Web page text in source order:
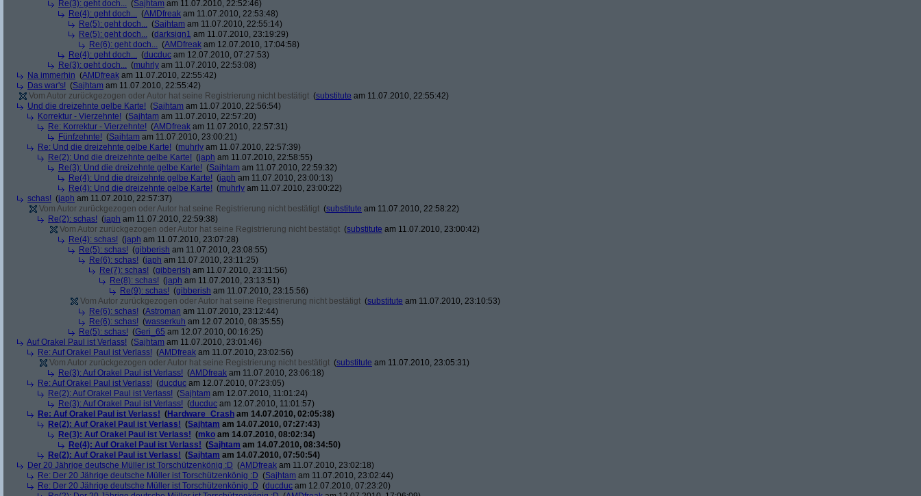
Re(3): geht doch... (Sajhtam am 11.07.2010, 22:52:46)
Re(4): geht doch... (AMDfreak am 11.07.2010, 22:53:48)
Re(5): geht doch... (Sajhtam am 11.07.2010, 22:55:14)
Re(5): geht doch... (darksign1 am 11.07.2010, 23:19:29)
Re(6): geht doch... (AMDfreak am 12.07.2010, 17:04:58)
Re(4): geht doch... (ducduc am 12.07.2010, 07:27:53)
Re(3): geht doch... (muhrly am 11.07.2010, 22:53:08)
Na immerhin (AMDfreak am 11.07.2010, 22:55:42)
Das war's! (Sajhtam am 11.07.2010, 22:55:42)
Vom Autor zurückgezogen oder Autor hat seine Registrierung nicht bestätigt (substitute am 11.07.2010, 22:55:42)
Und die dreizehnte gelbe Karte! (Sajhtam am 11.07.2010, 22:56:54)
Korrektur - Vierzehnte! (Sajhtam am 11.07.2010, 22:57:20)
Re: Korrektur - Vierzehnte! (AMDfreak am 11.07.2010, 22:57:31)
Fünfzehnte! (Sajhtam am 11.07.2010, 23:00:21)
Re: Und die dreizehnte gelbe Karte! (muhrly am 11.07.2010, 22:57:39)
Re(2): Und die dreizehnte gelbe Karte! (japh am 11.07.2010, 22:58:55)
Re(3): Und die dreizehnte gelbe Karte! (Sajhtam am 11.07.2010, 22:59:32)
Re(4): Und die dreizehnte gelbe Karte! (japh am 11.07.2010, 23:00:13)
Re(4): Und die dreizehnte gelbe Karte! (muhrly am 11.07.2010, 23:00:22)
schas! (japh am 11.07.2010, 22:57:37)
Vom Autor zurückgezogen oder Autor hat seine Registrierung nicht bestätigt (substitute am 11.07.2010, 22:58:22)
Re(2): schas! (japh am 11.07.2010, 22:59:38)
Vom Autor zurückgezogen oder Autor hat seine Registrierung nicht bestätigt (substitute am 11.07.2010, 23:00:42)
Re(4): schas! (japh am 11.07.2010, 23:07:28)
Re(5): schas! (gibberish am 11.07.2010, 23:08:55)
Re(6): schas! (japh am 11.07.2010, 23:11:25)
Re(7): schas! (gibberish am 11.07.2010, 23:11:56)
Re(8): schas! (japh am 11.07.2010, 23:13:51)
Re(9): schas! (gibberish am 11.07.2010, 23:15:56)
Vom Autor zurückgezogen oder Autor hat seine Registrierung nicht bestätigt (substitute am 11.07.2010, 23:10:53)
Re(6): schas! (Astroman am 11.07.2010, 23:12:44)
Re(6): schas! (wasserkuh am 12.07.2010, 08:35:55)
Re(5): schas! (Geri_65 am 12.07.2010, 00:16:25)
Auf Orakel Paul ist Verlass! (Sajhtam am 11.07.2010, 23:01:46)
Re: Auf Orakel Paul ist Verlass! (AMDfreak am 11.07.2010, 23:02:56)
Vom Autor zurückgezogen oder Autor hat seine Registrierung nicht bestätigt (substitute am 11.07.2010, 23:05:31)
Re(3): Auf Orakel Paul ist Verlass! (AMDfreak am 11.07.2010, 23:06:18)
Re: Auf Orakel Paul ist Verlass! (ducduc am 12.07.2010, 07:23:05)
Re(2): Auf Orakel Paul ist Verlass! (Sajhtam am 12.07.2010, 11:01:24)
Re(3): Auf Orakel Paul ist Verlass! (ducduc am 12.07.2010, 11:01:57)
Re: Auf Orakel Paul ist Verlass! (Hardware_Crash am 14.07.2010, 02:05:38)
Re(2): Auf Orakel Paul ist Verlass! (Sajhtam am 14.07.2010, 07:27:43)
Re(3): Auf Orakel Paul ist Verlass! (mko am 14.07.2010, 08:02:34)
Re(4): Auf Orakel Paul ist Verlass! (Sajhtam am 14.07.2010, 08:34:50)
Re(2): Auf Orakel Paul ist Verlass! (Sajhtam am 14.07.2010, 07:50:54)
Der 20 Jährige deutsche Müller ist Torschützenkönig :D (AMDfreak am 11.07.2010, 23:02:18)
Re: Der 20 Jährige deutsche Müller ist Torschützenkönig :D (Sajhtam am 11.07.2010, 23:02:44)
Re: Der 20 Jährige deutsche Müller ist Torschützenkönig :D (ducduc am 12.07.2010, 07:23:20)